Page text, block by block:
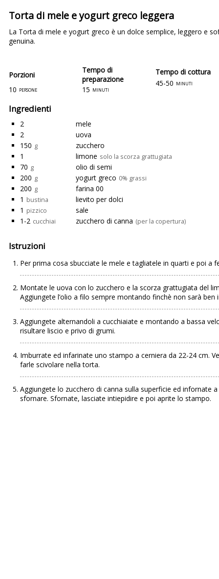
Torta di mele e yogurt greco leggera
La Torta di mele e yogurt greco è un dolce semplice, leggero e
genuina.
Porzioni
Tempo di
preparazione
10 persone 15 minuti
Tempo di cottura
45-50 minuti
Ingredienti
2
mele
2
uova
150 g
zucchero
1
limone solo la scorza grattugiata
70 g
olio di semi
200 g yogurt greco 0% grassi
200 g
farina 00
1 bustina
lievito per dolci
1 pizzico
sale
1-2 cucchiai zucchero di canna (per la copertura)
Istruzioni
Per prima cosa sbucciate le mele e tagliatele in quarti e poi a
Montate le uova con lo zucchero e la scorza grattugiata del
Aggiungete l’olio a filo sempre montando finchè non sarà ben
Aggiungete alternandoli a cucchiaiate e montando a bassa
risultare liscio e privo di grumi.
Imburrate ed infarinate uno stampo a cerniera da 22-24 cm.
farle scivolare nella torta.
Aggiungete lo zucchero di canna sulla superficie ed infornate
sfornare. Sfornate, lasciate intiepidire e poi aprite lo stampo.